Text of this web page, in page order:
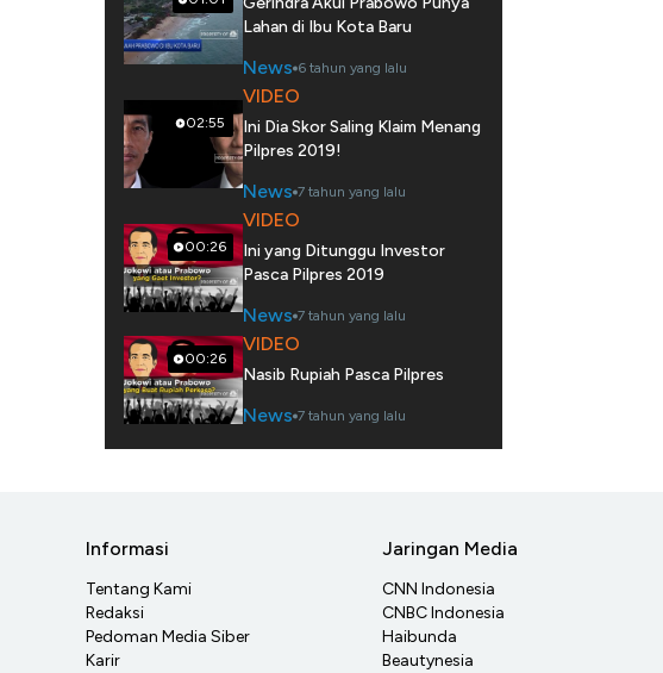
Lahan di Ibu Kota Baru
News 6 tahun yang lalu
02:55
VIDEO
Ini Dia Skor Saling Klaim Menang
Pilpres 2019!
News 7 tahun yang lalu
00:26
VIDEO
Ini yang Ditunggu Investor
Pasca Pilpres 2019
News 7 tahun yang lalu
00:26
VIDEO
Nasib Rupiah Pasca Pilpres
News 7 tahun yang lalu
Informasi
Tentang Kami
Redaksi
Pedoman Media Siber
Karir
Jaringan Media
CNN Indonesia
CNBC Indonesia
Haibunda
Beautynesia